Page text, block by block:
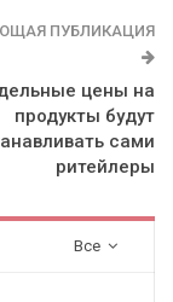
ПУБЛИКАЦИЯ
цены на
продукты будут
сами
ритейлеры
Все